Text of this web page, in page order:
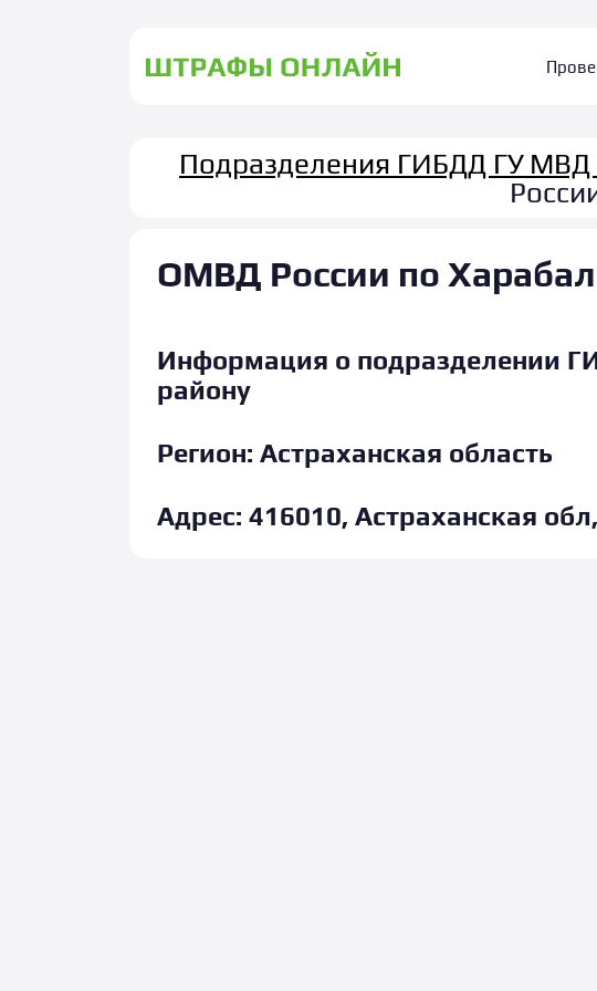
Подразделения ГИБДД ГУ
ОМВД России по
Информация о подразделении
району
Регион: Астраханская область
Адрес: 416010, Астраханская